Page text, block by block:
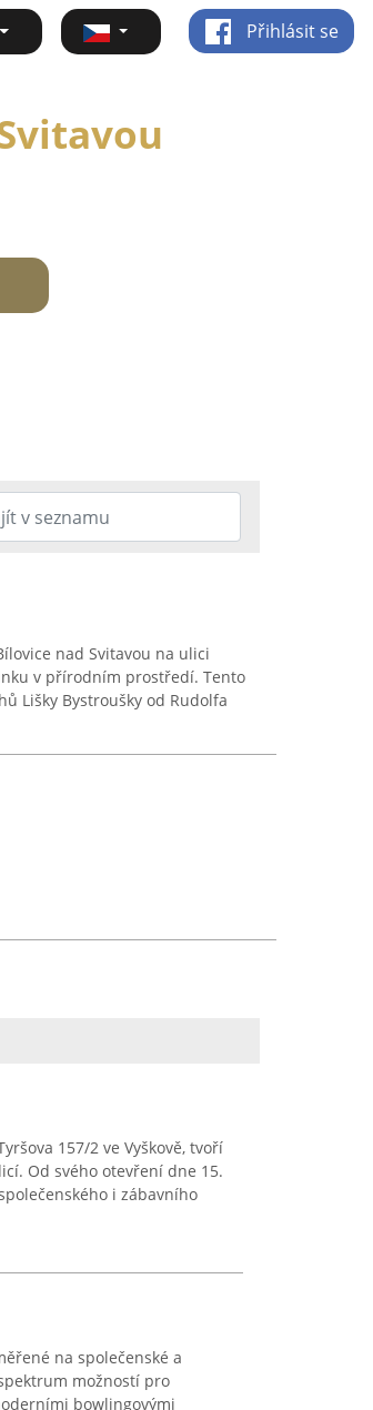
Přihlásit se
nad Svitavou na ulici
v přírodním prostředí. Tento
Lišky Bystroušky od Rudolfa
157/2 ve Vyškově, tvoří
Od svého otevření dne 15.
i zábavního
na společenské a
možností pro
bowlingovými